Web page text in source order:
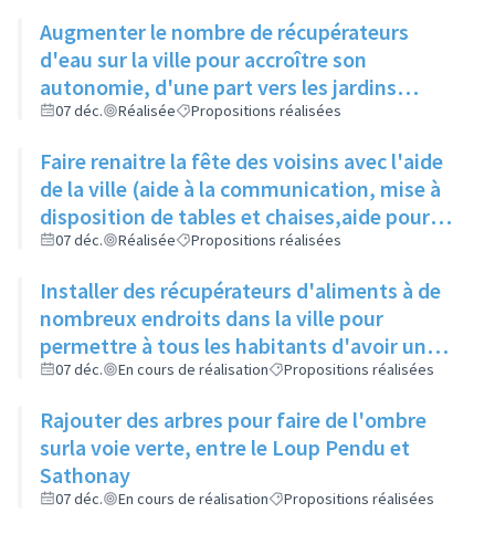
Augmenter le nombre de récupérateurs
d'eau sur la ville pour accroître son
autonomie, d'une part vers les jardins
partagés pour l'arrosage des plantations,
pour compléter la réserve actuellement
insuffisante
07 déc. Réalisée Propositions réalisées
Faire renaitre la fête des voisins avec l'aide
de la ville (aide à la communication, mise à
disposition de tables et chaises,aide pour
les demandes d'occupation du domaine
07 déc. Réalisée Propositions réalisées
Installer des récupérateurs d'aliments à de
nombreux endroits dans la ville pour
permettre à tous les habitants d'avoir un
bac à proximité, quelque soit son quartier
07 déc. En cours de réalisation Propositions réalisées
Rajouter des arbres pour faire de l'ombre
surla voie verte, entre le Loup Pendu et
Sathonay
07 déc. En cours de réalisation Propositions réalisées